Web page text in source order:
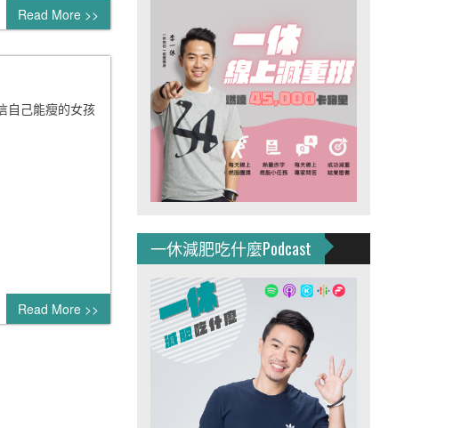
Read More >>
自己能瘦的女孩
Read More >>
一休減肥吃什麼Podcast